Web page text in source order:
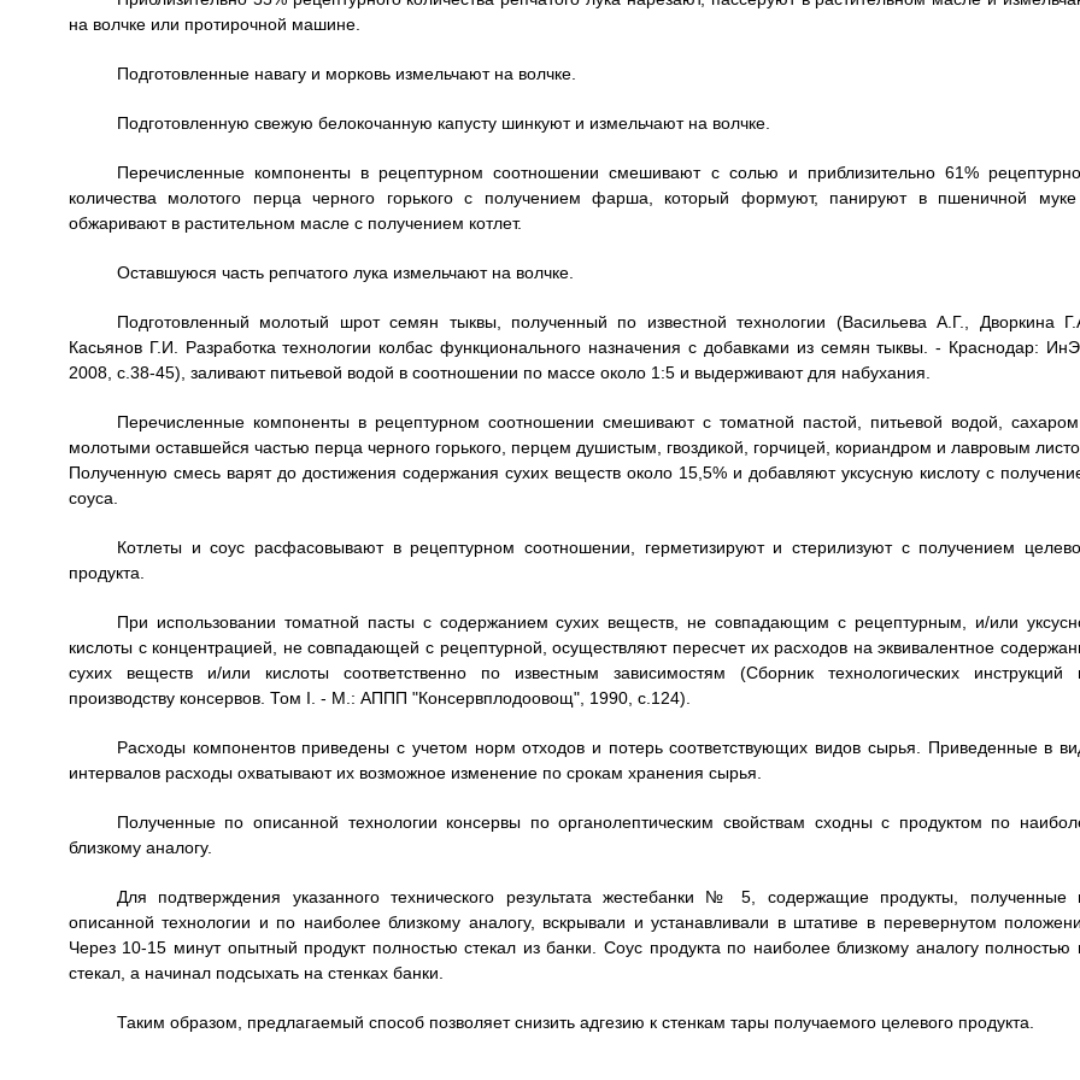
на волчке или протирочной машине.
Подготовленные навагу и морковь измельчают на волчке.
Подготовленную свежую белокочанную капусту шинкуют и измельчают на волчке.
Перечисленные компоненты в рецептурном соотношении смешивают с солью и приблизительно 61%
количества молотого перца черного горького с получением фарша, который формуют, панируют в пшеничной
обжаривают в растительном масле с получением котлет.
Оставшуюся часть репчатого лука измельчают на волчке.
Подготовленный молотый шрот семян тыквы, полученный по известной технологии (Васильева А.Г., Дворкина
Касьянов Г.И. Разработка технологии колбас функционального назначения с добавками из семян тыквы. - Краснодар:
2008, с.38-45), заливают питьевой водой в соотношении по массе около 1:5 и выдерживают для набухания.
Перечисленные компоненты в рецептурном соотношении смешивают с томатной пастой, питьевой водой,
молотыми оставшейся частью перца черного горького, перцем душистым, гвоздикой, горчицей, кориандром и лавровым
Полученную смесь варят до достижения содержания сухих веществ около 15,5% и добавляют уксусную кислоту с
соуса.
Котлеты и соус расфасовывают в рецептурном соотношении, герметизируют и стерилизуют с получением
продукта.
При использовании томатной пасты с содержанием сухих веществ, не совпадающим с рецептурным, и/или
кислоты с концентрацией, не совпадающей с рецептурной, осуществляют пересчет их расходов на эквивалентное
сухих веществ и/или кислоты соответственно по известным зависимостям (Сборник технологических инструкций
производству консервов. Том I. - М.: АППП "Консервплодоовощ", 1990, с.124).
Расходы компонентов приведены с учетом норм отходов и потерь соответствующих видов сырья. Приведенные в
интервалов расходы охватывают их возможное изменение по срокам хранения сырья.
Полученные по описанной технологии консервы по органолептическим свойствам сходны с продуктом по
близкому аналогу.
Для подтверждения указанного технического результата жестебанки № 5, содержащие продукты, полученные
описанной технологии и по наиболее близкому аналогу, вскрывали и устанавливали в штативе в перевернутом
Через 10-15 минут опытный продукт полностью стекал из банки. Соус продукта по наиболее близкому аналогу полностью
стекал, а начинал подсыхать на стенках банки.
Таким образом, предлагаемый способ позволяет снизить адгезию к стенкам тары получаемого целевого продукта.